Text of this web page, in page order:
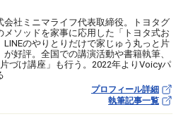
会社ミニマライフ代表取締役。トヨタグ
メソッドを家事に応用した「トヨタ式お
LINEのやりとりだけで家じゅう丸っと片
好評。全国での講演活動や書籍執筆、
づけ講座」も行う。2022年よりVoicyパ
プロフィール詳細
執筆記事一覧